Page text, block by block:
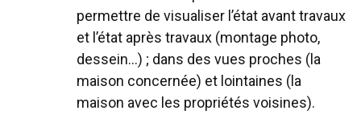
permettre de visualiser l’état avant travaux
et l’état après travaux (montage photo,
dessein…) ; dans des vues proches (la
maison concernée) et lointaines (la
maison avec les propriétés voisines).